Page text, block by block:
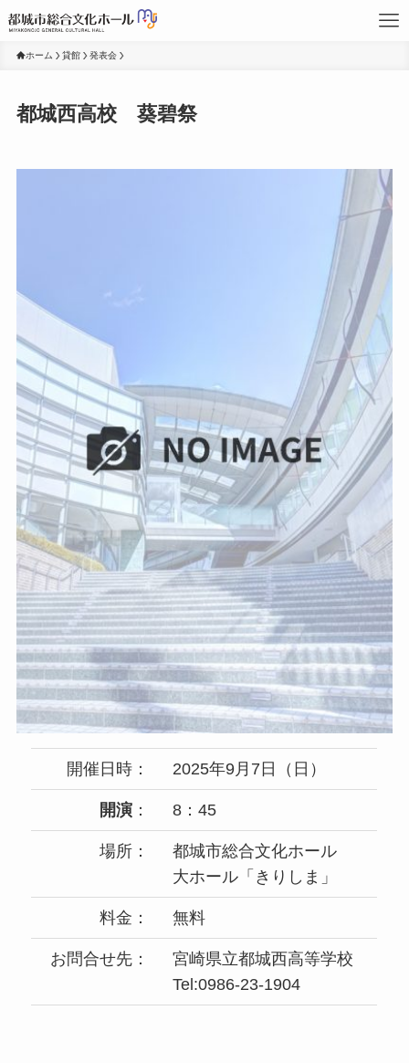
ホーム 貸館 発表会
都城西高校 葵碧祭
開催日時： 2025年9月7日（日）
開演： 8：45
場所：
都城市総合文化ホール
大ホール「きりしま」
料金： 無料
お問合せ先：
宮崎県立都城西高等学校
Tel:0986-23-1904